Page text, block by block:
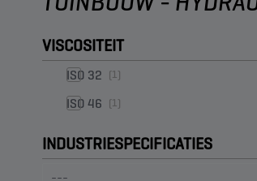
VISCOSITEIT
ISO 32 (1)
ISO 46 (1)
INDUSTRIESPECIFICATIES